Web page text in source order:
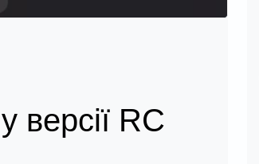
версії RC